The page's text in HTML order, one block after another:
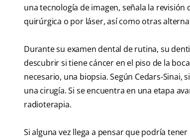
una tecnología de imagen, señala la
quirúrgica o por láser, así como otras
Durante su examen dental de rutina, su
descubrir si tiene cáncer en el piso de la
necesario, una biopsia. Según Cedars-Sinai,
una cirugía. Si se encuentra en una etapa
radioterapia.
Si alguna vez llega a pensar que podría